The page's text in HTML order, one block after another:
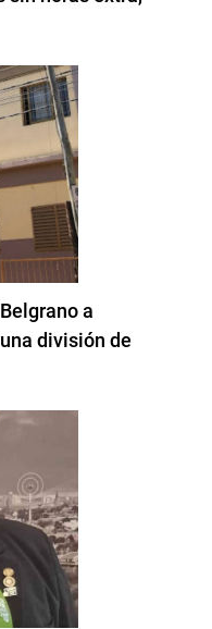
a
división de